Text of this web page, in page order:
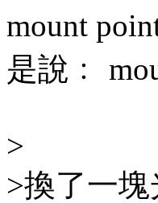
mount
是說﹕
>
>換了一